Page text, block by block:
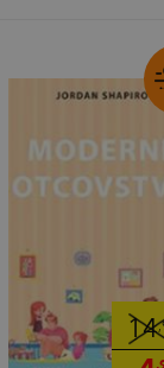
14